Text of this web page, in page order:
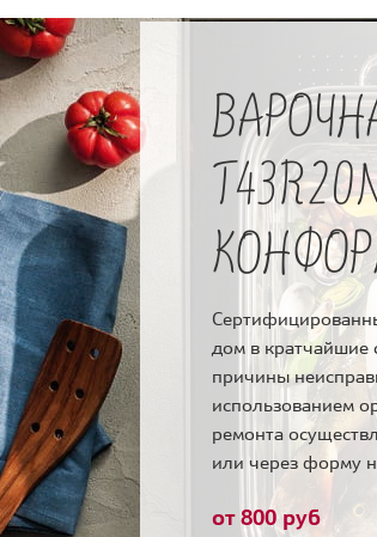
дом в кратчайшие
причины
использованием
ремонта
или через форму
от 800 руб